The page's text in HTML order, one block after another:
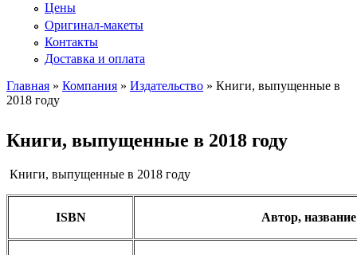
Цены
Оригинал-макеты
Контакты
Доставка и оплата
Вы здесь
Главная » Компания » Издательство » Книги, выпущенные в
2018 году
Книги, выпущенные в 2018 году
Книги, выпущенные в 2018 году
ISBN Автор,